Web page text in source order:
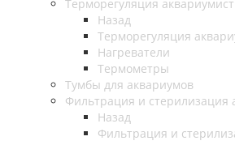
Терморегуляция
Назад
Терморегуляция
Нагреватели
Термометры
Тумбы для аквариумов
Фильтрация и стерилизация
Назад
Фильтрация и